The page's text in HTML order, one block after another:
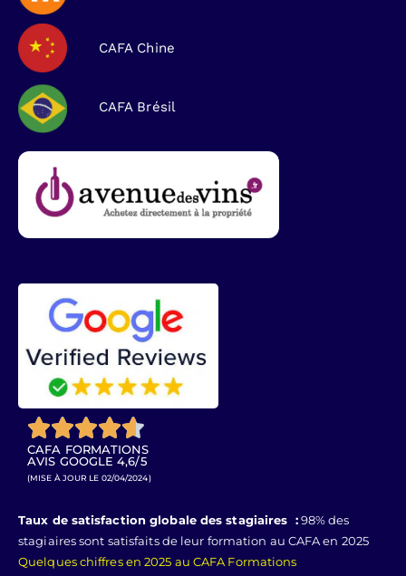
CAFA Chine
CAFA Brésil

CAFA FORMATIONS
AVIS GOOGLE 4,6/5
(MISE À JOUR LE 02/04/2024)
Taux de satisfaction globale des stagiaires :98% des
stagiaires sont satisfaits de leur formation au CAFA en 2025
Quelques chiffres en 2025 au CAFAFormations